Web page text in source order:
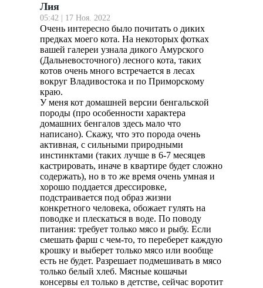
Лия
05:42 | 17 Ноя. 2022
Очень интересно было почитать о диких
предках моего кота. На некоторых фотках
вашей галереи узнала дикого Амурского
(Дальневосточного) лесного кота, таких
котов очень много встречается в лесах
вокруг Владивостока и по Приморскому
краю.
У меня кот домашней версии бенгальской
породы (про особенности характера
домашних бенгалов здесь мало что
написано). Скажу, что это порода очень
активная, с сильными природными
инстинктами (таких лучше в 6-7 месяцев
кастрировать, иначе в квартире будет сложно
содержать), но в то же время очень умная и
хорошо поддается дрессировке,
подстраивается под образ жизни
конкретного человека, обожает гулять на
поводке и плескаться в воде. По поводу
питания: требует только мясо и рыбу. Если
смешать фарш с чем-то, то переберет каждую
крошку и выберет только мясо или вообще
есть не будет. Разрешает подмешивать в мясо
только белый хлеб. Мясные кошачьи
консервы ел только в детстве, сейчас воротит